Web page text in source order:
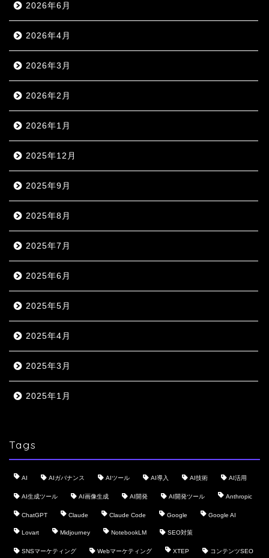
2026年6月
2026年4月
2026年3月
2026年2月
2026年1月
2025年12月
2025年9月
2025年8月
2025年7月
2025年6月
2025年5月
2025年4月
2025年3月
2025年1月
Tags
AI AIガバナンス AIツール AI導入 AI技術 AI活用
AI生成ツール AI画像生成 AI開発 AI開発ツール Anthropic
ChatGPT Claude Claude Code Google Google AI
Lovart Midjourney NotebookLM SEO対策
SNSマーケティング Webマーケティング XTEP コンテンツSEO